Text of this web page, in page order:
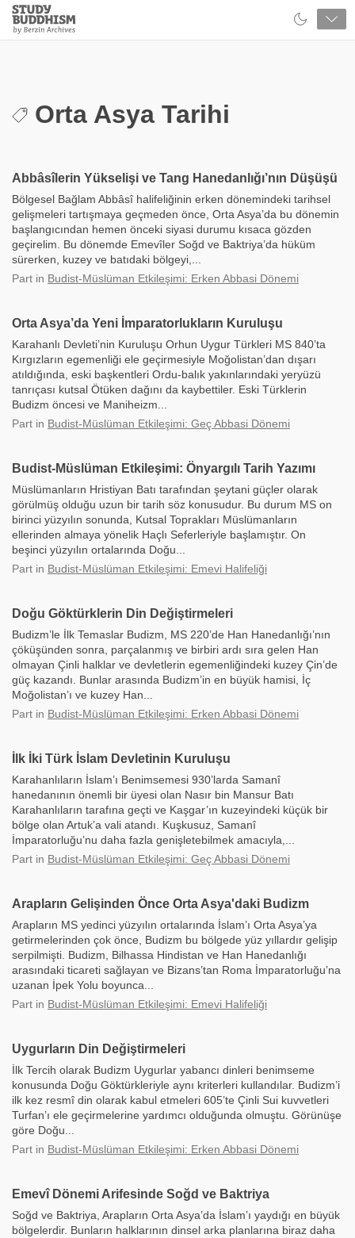
Close
Study
Buddhism
Orta Asya Tarihi
Abbâsîlerin Yükselişi ve Tang Hanedanlığı’nın Düşüşü
Bölgesel Bağlam Abbâsî halifeliğinin erken dönemindeki tarihsel
gelişmeleri tartışmaya geçmeden önce, Orta Asya’da bu dönemin
başlangıcından hemen önceki siyasi durumu kısaca gözden
geçirelim. Bu dönemde Emevîler Soğd ve Baktriya’da hüküm
sürerken, kuzey ve batıdaki bölgeyi,...
Part in Budist-Müslüman Etkileşimi: Erken Abbasi Dönemi
Orta Asya’da Yeni İmparatorlukların Kuruluşu
Karahanlı Devleti’nin Kuruluşu Orhun Uygur Türkleri MS 840’ta
Kırgızların egemenliği ele geçirmesiyle Moğolistan’dan dışarı
atıldığında, eski başkentleri Ordu-balık yakınlarındaki yeryüzü
tanrıçası kutsal Ötüken dağını da kaybettiler. Eski Türklerin
Budizm öncesi ve Maniheizm...
Part in Budist-Müslüman Etkileşimi: Geç Abbasi Dönemi
Budist-Müslüman Etkileşimi: Önyargılı Tarih Yazımı
Müslümanların Hristiyan Batı tarafından şeytani güçler olarak
görülmüş olduğu uzun bir tarih söz konusudur. Bu durum MS on
birinci yüzyılın sonunda, Kutsal Toprakları Müslümanların
ellerinden almaya yönelik Haçlı Seferleriyle başlamıştır. On
beşinci yüzyılın ortalarında Doğu...
Part in Budist-Müslüman Etkileşimi: Emevi Halifeliği
Doğu Göktürklerin Din Değiştirmeleri
Budizm’le İlk Temaslar Budizm, MS 220’de Han Hanedanlığı’nın
çöküşünden sonra, parçalanmış ve birbiri ardı sıra gelen Han
olmayan Çinli halklar ve devletlerin egemenliğindeki kuzey Çin’de
güç kazandı. Bunlar arasında Budizm’in en büyük hamisi, İç
Moğolistan’ı ve kuzey Han...
Part in Budist-Müslüman Etkileşimi: Erken Abbasi Dönemi
İlk İki Türk İslam Devletinin Kuruluşu
Karahanlıların İslam’ı Benimsemesi 930’larda Samanî
hanedanının önemli bir üyesi olan Nasır bin Mansur Batı
Karahanlıların tarafına geçti ve Kaşgar’ın kuzeyindeki küçük bir
bölge olan Artuk’a vali atandı. Kuşkusuz, Samanî
İmparatorluğu’nu daha fazla genişletebilmek amacıyla,...
Part in Budist-Müslüman Etkileşimi: Geç Abbasi Dönemi
Arapların Gelişinden Önce Orta Asya'daki Budizm
Arapların MS yedinci yüzyılın ortalarında İslam’ı Orta Asya’ya
getirmelerinden çok önce, Budizm bu bölgede yüz yıllardır gelişip
serpilmişti. Budizm, Bilhassa Hindistan ve Han Hanedanlığı
arasındaki ticareti sağlayan ve Bizans’tan Roma İmparatorluğu’na
uzanan İpek Yolu boyunca...
Part in Budist-Müslüman Etkileşimi: Emevi Halifeliği
Uygurların Din Değiştirmeleri
İlk Tercih olarak Budizm Uygurlar yabancı dinleri benimseme
konusunda Doğu Göktürkleriyle aynı kriterleri kullandılar. Budizm’i
ilk kez resmî din olarak kabul etmeleri 605’te Çinli Sui kuvvetleri
Turfan’ı ele geçirmelerine yardımcı olduğunda olmuştu. Görünüşe
göre Doğu...
Part in Budist-Müslüman Etkileşimi: Erken Abbasi Dönemi
Emevî Dönemi Arifesinde Soğd ve Baktriya
Soğd ve Baktriya, Arapların Orta Asya’da İslam’ı yaydığı en büyük
bölgelerdir. Bunların halklarının dinsel arka planlarına biraz daha